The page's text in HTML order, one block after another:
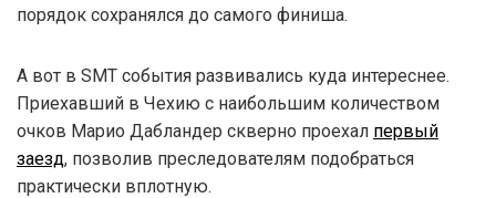
порядок сохранялся до самого финиша.
А вот в SMT события развивались куда интереснее.
Приехавший в Чехию с наибольшим количеством
очков Марио Дабландер скверно проехал первый
заезд, позволив преследователям подобраться
практически вплотную.